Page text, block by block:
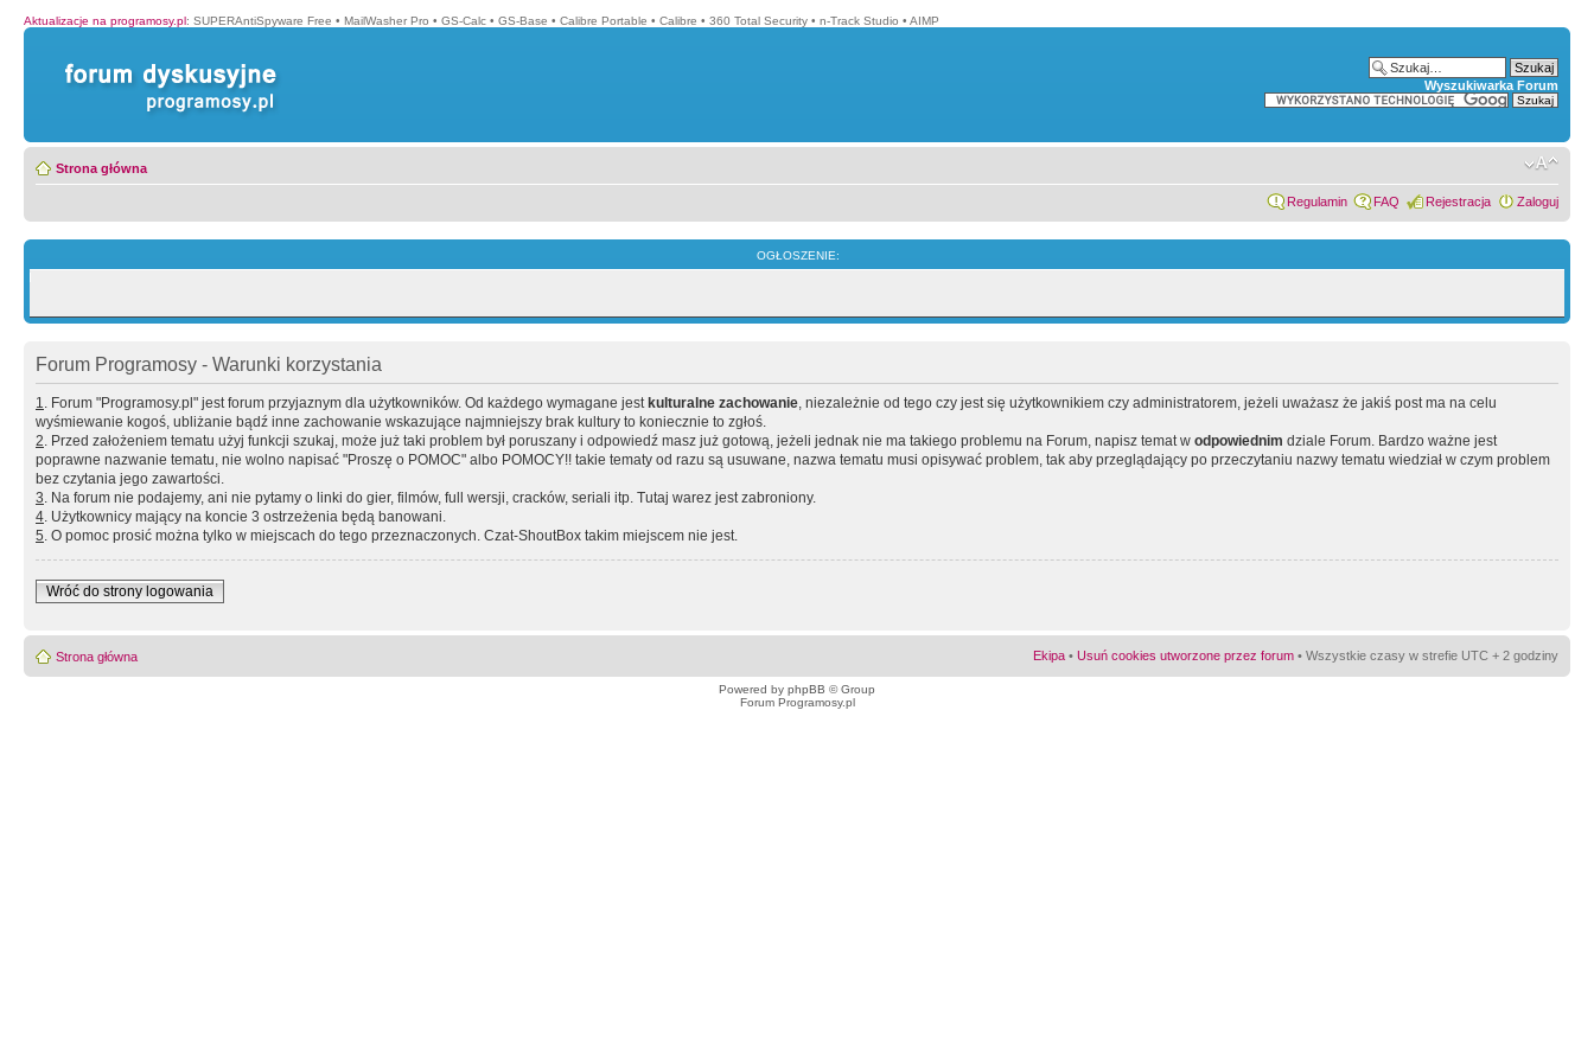
Aktualizacje na programosy.pl: SUPERAntiSpyware Free • MailWasher Pro • GS-Calc • GS-Base • Calibre Portable • Calibre • 360 Total Security • n-Track Studio • AIMP
Wyszukiwarka Forum
Strona główna
Regulamin FAQ Rejestracja Zaloguj
OGŁOSZENIE:
Forum Programosy - Warunki korzystania
1. Forum "Programosy.pl" jest forum przyjaznym dla użytkowników. Od każdego wymagane jest kulturalne zachowanie, niezależnie od tego czy jest się użytkownikiem czy administratorem, jeżeli uważasz że jakiś post ma na celu
wyśmiewanie kogoś, ubliżanie bądź inne zachowanie wskazujące najmniejszy brak kultury to koniecznie to zgłoś.
2. Przed założeniem tematu użyj funkcji szukaj, może już taki problem był poruszany i odpowiedź masz już gotową, jeżeli jednak nie ma takiego problemu na Forum, napisz temat w odpowiednim dziale Forum. Bardzo ważne jest
poprawne nazwanie tematu, nie wolno napisać "Proszę o POMOC" albo POMOCY!! takie tematy od razu są usuwane, nazwa tematu musi opisywać problem, tak aby przeglądający po przeczytaniu nazwy tematu wiedział w czym problem
bez czytania jego zawartości.
3. Na forum nie podajemy, ani nie pytamy o linki do gier, filmów, full wersji, cracków, seriali itp. Tutaj warez jest zabroniony.
4. Użytkownicy mający na koncie 3 ostrzeżenia będą banowani.
5. O pomoc prosić można tylko w miejscach do tego przeznaczonych. Czat-ShoutBox takim miejscem nie jest.
Wróć do strony logowania
Strona główna Ekipa • Usuń cookies utworzone przez forum • Wszystkie czasy w strefie UTC + 2 godziny
Powered by phpBB © Group
Forum Programosy.pl